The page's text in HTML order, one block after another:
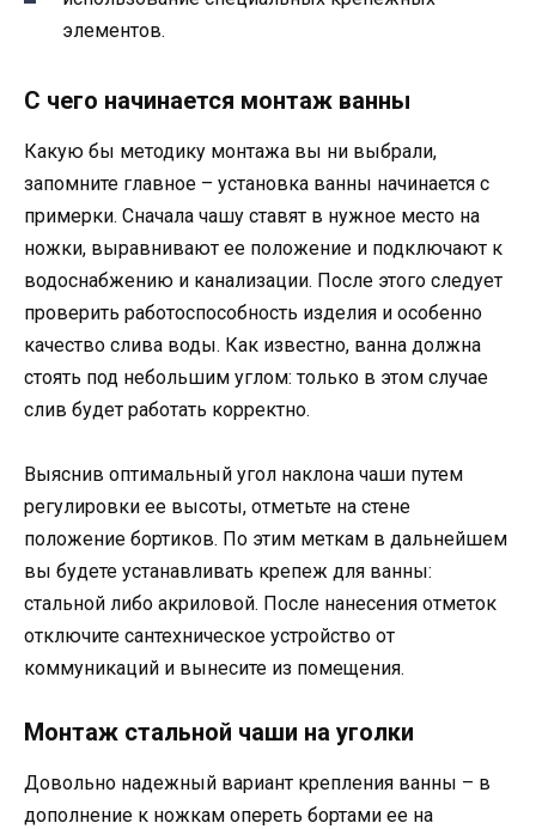
элементов.
С чего начинается монтаж ванны
Какую бы методику монтажа вы ни выбрали,
запомните главное – установка ванны начинается с
примерки. Сначала чашу ставят в нужное место на
ножки, выравнивают ее положение и подключают к
водоснабжению и канализации. После этого следует
проверить работоспособность изделия и особенно
качество слива воды. Как известно, ванна должна
стоять под небольшим углом: только в этом случае
слив будет работать корректно.
Выяснив оптимальный угол наклона чаши путем
регулировки ее высоты, отметьте на стене
положение бортиков. По этим меткам в дальнейшем
вы будете устанавливать крепеж для ванны:
стальной либо акриловой. После нанесения отметок
отключите сантехническое устройство от
коммуникаций и вынесите из помещения.
Монтаж стальной чаши на уголки
Довольно надежный вариант крепления ванны – в
дополнение к ножкам опереть бортами ее на